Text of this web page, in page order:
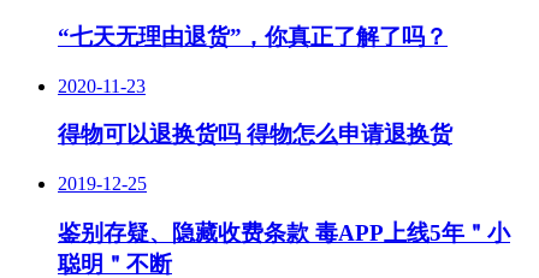
“七天无理由退货”，你真正了解了吗？
2020-11-23
得物可以退换货吗 得物怎么申请退换货
2019-12-25
鉴别存疑、隐藏收费条款 毒APP上线5年＂小
聪明＂不断